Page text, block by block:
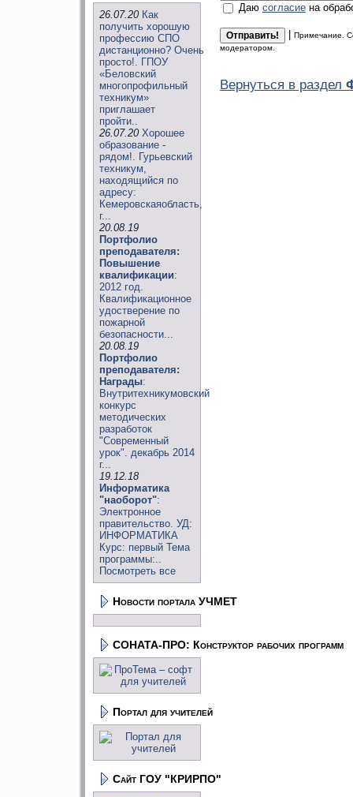
26.07.20 Как
получить хорошую
профессию СПО
дистанционно? Очень
просто!. ГПОУ
«Беловский
многопрофильный
техникум»
приглашает
пройти..
26.07.20 Хорошее
образование -
рядом!. Гурьевский
техникум,
находящийся по
адресу:
Кемеровскаяобласть,
г...
20.08.19
Портфолио
преподавателя:
Повышение
квалификации:
2012 год.
Квалификационное
удостверение по
пожарной
безопасности...
20.08.19
Портфолио
преподавателя:
Награды:
Внутритехникумовский
конкурс
методических
разработок
"Современный
урок". декабрь 2014
г...
19.12.18
Информатика
"наоборот":
Электронное
правительство. УД:
ИНФОРМАТИКА
Курс: первый Тема
программы:..
Посмотреть все
Новости портала УЧМЕТ
СОНАТА-ПРО: Конструктор рабочих программ
Портал для учителей
Сайт ГОУ "КРИРПО"
Даю согласие на
Примечание.
модератором.
Вернуться в раздел